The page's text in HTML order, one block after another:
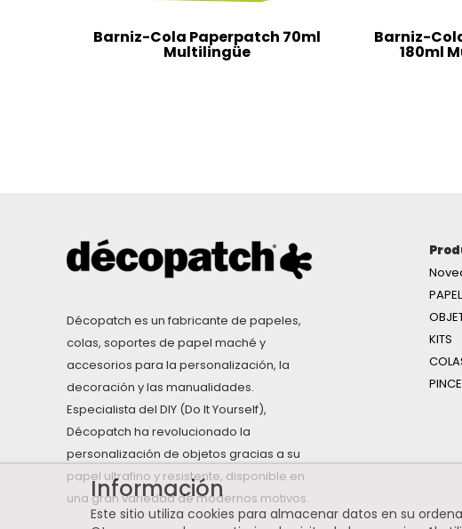
Barniz-Cola Paperpatch 70ml
Multilingüe
Barniz-
180ml
Décopatch es un fabricante de papeles,
colas, soportes de papel maché y
accesorios para la personalización, la
decoración y las manualidades.
Especialista del DIY (Do It Yourself),
Décopatch ha revolucionado la
personalización de objetos gracias a su
papel ultrafino y resistente, disponible en
una gran variedad de modernos motivos.
KITS
Información
Este sitio utiliza cookies para almacenar datos en su